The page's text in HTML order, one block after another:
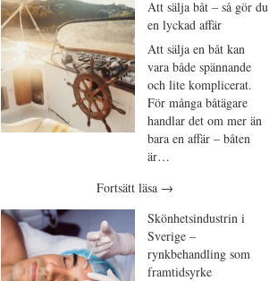
Att sälja båt – så gör du
en lyckad affär
Att sälja en båt kan
vara både spännande
och lite komplicerat.
För många båtägare
handlar det om mer än
bara en affär – båten
är…
Fortsätt läsa →
Skönhetsindustrin i
Sverige –
rynkbehandling som
framtidsyrke